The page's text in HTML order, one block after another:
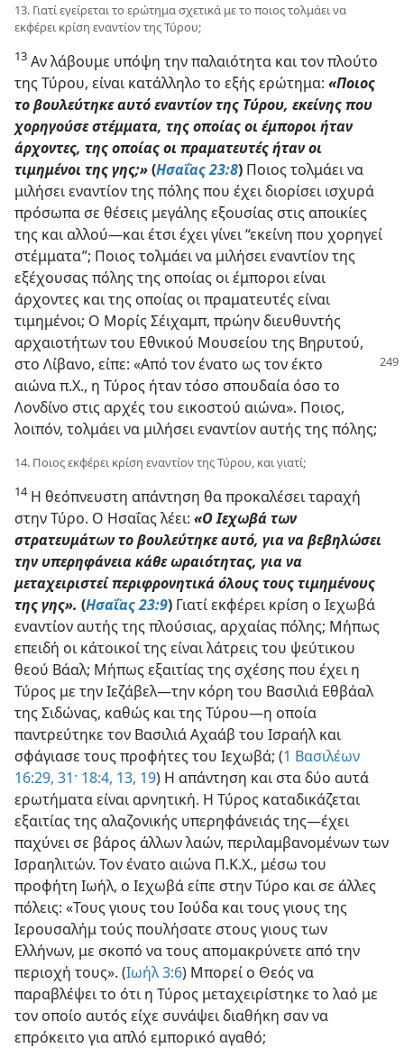
13. Γιατί εγείρεται το ερώτημα σχετικά με το ποιος τολμάει να
εκφέρει κρίση εναντίον της Τύρου;
13 Αν λάβουμε υπόψη την παλαιότητα και τον πλούτο
της Τύρου, είναι κατάλληλο το εξής ερώτημα: «Ποιος
το βουλεύτηκε αυτό εναντίον της Τύρου, εκείνης που
χορηγούσε στέμματα, της οποίας οι έμποροι ήταν
άρχοντες, της οποίας οι πραματευτές ήταν οι
τιμημένοι της γης;»(Ησαΐας 23:8) Ποιος τολμάει να
μιλήσει εναντίον της πόλης που έχει διορίσει ισχυρά
πρόσωπα σε θέσεις μεγάλης εξουσίας στις αποικίες
της και αλλού—και έτσι έχει γίνει “εκείνη που χορηγεί
στέμματα”; Ποιος τολμάει να μιλήσει εναντίον της
εξέχουσας πόλης της οποίας οι έμποροι είναι
άρχοντες και της οποίας οι πραματευτές είναι
τιμημένοι; Ο Μορίς Σέιχαμπ, πρώην διευθυντής
αρχαιοτήτων του Εθνικού Μουσείου της Βηρυτού,
στο Λίβανο, είπε: «Από τον ένατο ως τονέκτο
αιώνα π.Χ., η Τύρος ήταν τόσο σπουδαία όσο το
Λονδίνο στις αρχές του εικοστού αιώνα». Ποιος,
λοιπόν, τολμάει να μιλήσει εναντίον αυτής της πόλης;
14. Ποιος εκφέρει κρίση εναντίον της Τύρου, και γιατί;
14Η θεόπνευστη απάντηση θα προκαλέσει ταραχή
στην Τύρο. Ο Ησαΐας λέει: «Ο Ιεχωβά των
στρατευμάτων το βουλεύτηκε αυτό, για να βεβηλώσει
την υπερηφάνεια κάθε ωραιότητας, για να
μεταχειριστεί περιφρονητικά όλους τους τιμημένους
της γης». (Ησαΐας 23:9) Γιατί εκφέρει κρίση ο Ιεχωβά
εναντίον αυτής της πλούσιας, αρχαίας πόλης; Μήπως
επειδή οι κάτοικοί της είναι λάτρεις του ψεύτικου
θεού Βάαλ; Μήπως εξαιτίας της σχέσης που έχει η
Τύρος με την Ιεζάβελ—την κόρη του Βασιλιά Εθβάαλ
της Σιδώνας, καθώς και της Τύρου—η οποία
παντρεύτηκε τον Βασιλιά Αχαάβ του Ισραήλ και
σφάγιασε τους προφήτες του Ιεχωβά; (1 Βασιλέων
16:29, 31· 18:4, 13, 19) Η απάντηση και στα δύο αυτά
ερωτήματα είναι αρνητική. Η Τύρος καταδικάζεται
εξαιτίας της αλαζονικής υπερηφάνειάς της—έχει
παχύνει σε βάρος άλλων λαών, περιλαμβανομένων των
Ισραηλιτών. Τον ένατο αιώνα Π.Κ.Χ., μέσω του
προφήτη Ιωήλ, ο Ιεχωβά είπε στην Τύρο και σε άλλες
πόλεις: «Τους γιους του Ιούδα και τους γιους της
Ιερουσαλήμ τούς πουλήσατε στους γιους των
Ελλήνων, με σκοπό να τους απομακρύνετε από την
περιοχή τους». (Ιωήλ 3:6) Μπορεί ο Θεός να
παραβλέψει το ότι η Τύρος μεταχειρίστηκε το λαό με
τον οποίο αυτός είχε συνάψει διαθήκη σαν να
επρόκειτο για απλό εμπορικό αγαθό;